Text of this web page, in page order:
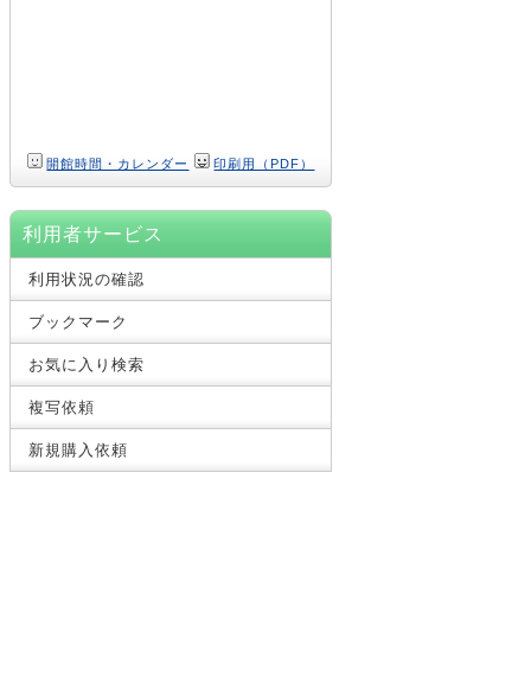
開館時間・カレンダー 印刷用（PDF）
利用者サービス
利用状況の確認
ブックマーク
お気に入り検索
複写依頼
新規購入依頼